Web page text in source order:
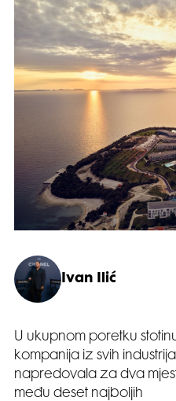
Ivan Ilić
U ukupnom poretku
kompanija iz svih
napredovala za dva
među deset najboljih